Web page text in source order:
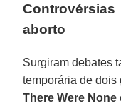
aborto
Surgiram debates
temporária de
There Were None